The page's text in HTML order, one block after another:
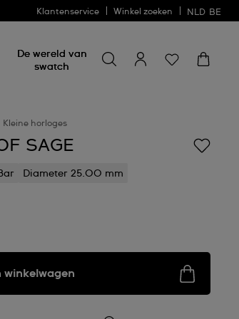
Klantenservice Winkel zoeken NLD BE
De wereld van
swatch
naar
iets
Kleine horloges
SAGE
Diameter 25.00 mm
winkelwagen